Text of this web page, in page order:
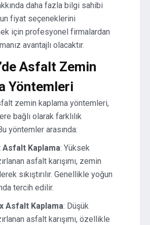
daha fazla bilgi sahibi
fiyat seçeneklerini
için profesyonel firmalardan
avantajlı olacaktır.
Asfalt Zemin
Yöntemleri
zemin kaplama yöntemleri,
bağlı olarak farklılık
yöntemler arasında:
Asfalt Kaplama: Yüksek
asfalt karışımı, zemin
sıkıştırılır. Genellikle yoğun
tercih edilir.
Asfalt Kaplama: Düşük
asfalt karışımı, özellikle